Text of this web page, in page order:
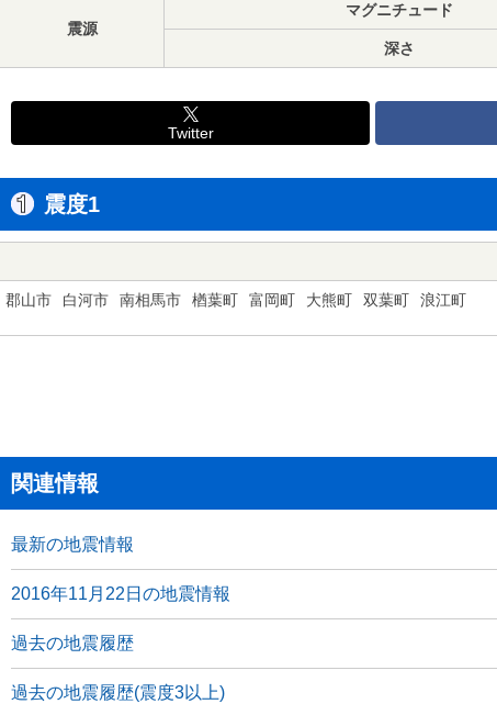
震源
マグニチュード
深さ
Twitter
震度1
郡山市 白河市 南相馬市 楢葉町 富岡町 大熊町 双葉町 浪江町
関連情報
最新の地震情報
2016年11月22日の地震情報
過去の地震履歴
過去の地震履歴(震度3以上)